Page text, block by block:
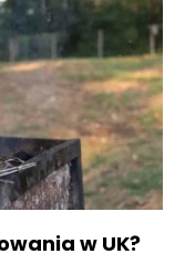
w UK?